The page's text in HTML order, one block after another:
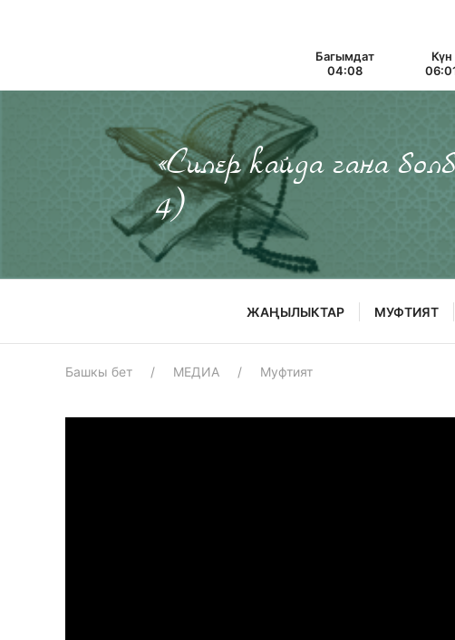
Багымдат
04:08
Күн
«Силер кайда гана
4)
ЖАҢЫЛЫКТАР МУФТИЯТ
Башкы бет МЕДИА Муфтият